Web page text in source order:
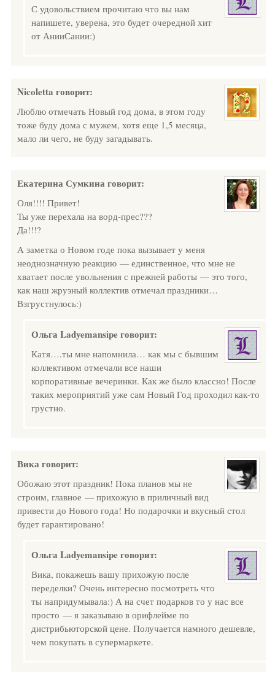
С удовольствием прочитаю что вы нам
напишете, уверена, это будет очередной хит
от АнииСании:)
Nicoletta говорит:
Люблю отмечать Новый год дома, в этом году
тоже буду дома с мужем, хотя еще 1,5 месяца,
мало ли чего, не буду загадывать.
Екатерина Сумкина говорит:
Оля!!!! Привет!
Ты уже перехала на ворд-прес???
Да!!!?
А заметка о Новом годе пока вызывает у меня
неоднозначную реакцию — единственное, что мне не
хватает после увольнения с прежней работы — это того,
как наш жруэный коллектив отмечал праздники…
Взгрустнулось:)
Ольга Ladyemansipe говорит:
Катя….ты мне напомнила… как мы с бывшим
коллективом отмечали все наши
корпоративные вечеринки. Как же было классно! После
таких мероприятий уже сам Новый Год проходил как-то
грустно.
Вика говорит:
Обожаю этот праздник! Пока планов мы не
строим, главное — прихожую в приличный вид
привести до Нового года! Но подарочки и вкусный стол
будет гарантировано!
Ольга Ladyemansipe говорит:
Вика, покажешь вашу прихожую после
переделки? Очень интересно посмотреть что
ты напридумывала:) А на счет подарков то у нас все
просто — я заказываю в орифлейме по
дистрибьюторской цене. Получается намного дешевле,
чем покупать в супермаркете.